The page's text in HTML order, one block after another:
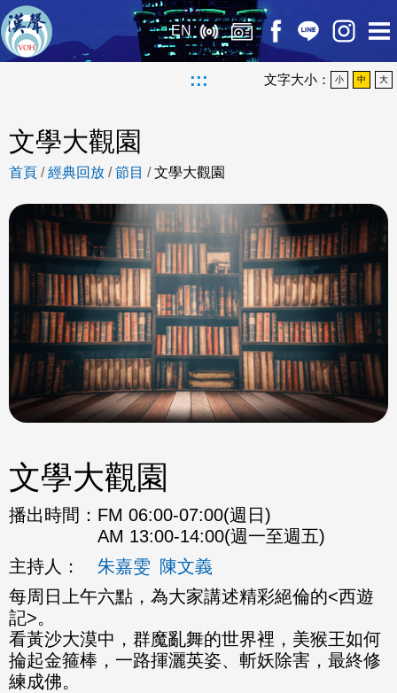
EN
::: 文字大小： 小 中 大
文學大觀園
首頁 /經典回放 /節目 /文學大觀園
文學大觀園
播出時間： FM 06:00-07:00(週日)
AM 13:00-14:00(週一至週五)
主持人：
朱嘉雯 陳文義
每周日上午六點，為大家講述精彩絕倫的<西遊
記>。
看黃沙大漠中，群魔亂舞的世界裡，美猴王如何
掄起金箍棒，一路揮灑英姿、斬妖除害，最終修
練成佛。